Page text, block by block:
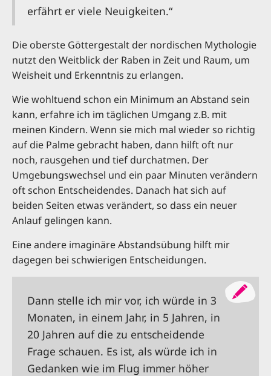
erfährt er viele Neuigkeiten.“
Die oberste Göttergestalt der nordischen Mythologie
nutzt den Weitblick der Raben in Zeit und Raum, um
Weisheit und Erkenntnis zu erlangen.
Wie wohltuend schon ein Minimum an Abstand sein
kann, erfahre ich im täglichen Umgang z.B. mit
meinen Kindern. Wenn sie mich mal wieder so richtig
auf die Palme gebracht haben, dann hilft oft nur
noch, rausgehen und tief durchatmen. Der
Umgebungswechsel und ein paar Minuten verändern
oft schon Entscheidendes. Danach hat sich auf
beiden Seiten etwas verändert, so dass ein neuer
Anlauf gelingen kann.
Eine andere imaginäre Abstandsübung hilft mir
dagegen bei schwierigen Entscheidungen.
Dann stelle ich mir vor, ich würde in 3
Monaten, in einem Jahr, in 5 Jahren, in
20 Jahren auf die zu entscheidende
Frage schauen. Es ist, als würde ich in
Gedanken wie im Flug immer höher